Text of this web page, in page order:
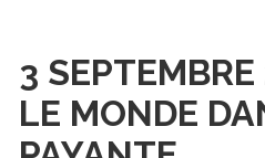
3
LE MONDE